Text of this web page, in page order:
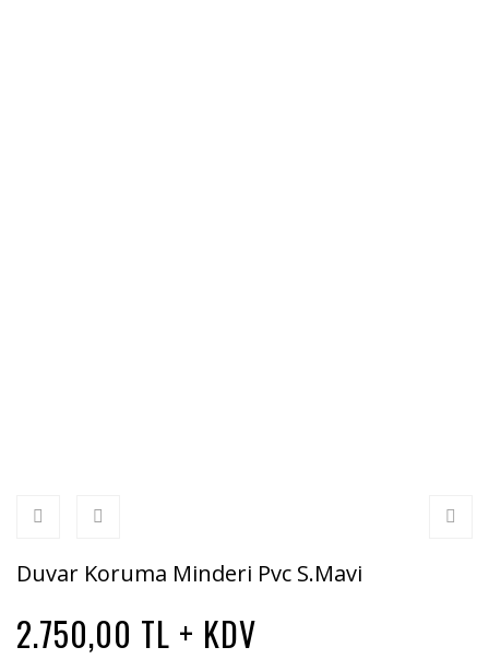
Duvar Koruma Minderi Pvc S.Mavi
2.750,00 TL + KDV